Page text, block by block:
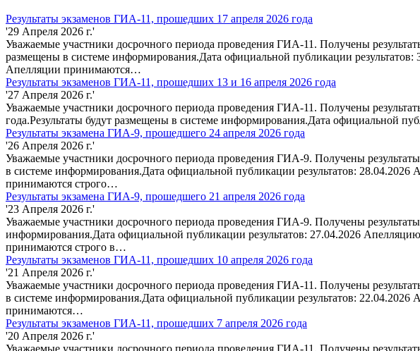
Результаты экзаменов ГИА-11, прошедших 17 апреля 2026 года
'29 Апреля 2026 г.'
Уважаемые участники досрочного периода проведения ГИА-11. Получены
размещены в системе информирования.Дата официальной публикации
Апелляции принимаются…
Результаты экзаменов ГИА-11, прошедших 13 и 16 апреля 2026 года
'27 Апреля 2026 г.'
Уважаемые участники досрочного периода проведения ГИА-11. Получены
года.Результаты будут размещены в системе информирования.Дата официальной
Результаты экзамена ГИА-9, прошедшего 24 апреля 2026 года
'26 Апреля 2026 г.'
Уважаемые участники досрочного периода проведения ГИА-9. Получены
в системе информирования.Дата официальной публикации результатов:
принимаются строго…
Результаты экзамена ГИА-9, прошедшего 21 апреля 2026 года
'23 Апреля 2026 г.'
Уважаемые участники досрочного периода проведения ГИА-9. Получены
информирования.Дата официальной публикации результатов: 27.04.2026
принимаются строго в…
Результаты экзаменов ГИА-11, прошедших 10 апреля 2026 года
'21 Апреля 2026 г.'
Уважаемые участники досрочного периода проведения ГИА-11. Получены
в системе информирования.Дата официальной публикации результатов:
принимаются…
Результаты экзаменов ГИА-11, прошедших 7 апреля 2026 года
'20 Апреля 2026 г.'